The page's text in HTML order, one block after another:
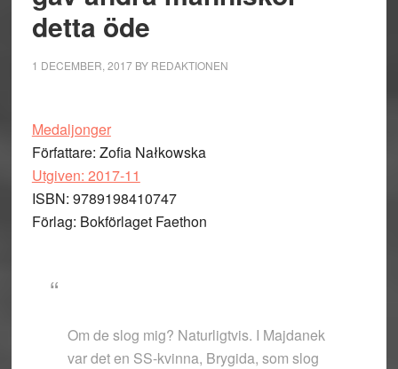
detta öde
1 DECEMBER, 2017BY REDAKTIONEN
Medaljonger
Författare: Zofia Nałkowska
Utgiven: 2017-11
ISBN: 9789198410747
Förlag: Bokförlaget Faethon
Om de slog mig? Naturligtvis. I Majdanek
var det en SS-kvinna, Brygida, som slog